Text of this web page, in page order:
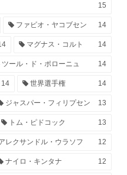
15
ファビオ・ヤコブセン 14
マグナス・コルト 14
ツール・ド・ポローニュ 14
14 世界選手権 14
ジャスパー・フィリプセン 13
トム・ピドコック 13
レクサンドル・ウラソフ 12
ナイロ・キンタナ 12